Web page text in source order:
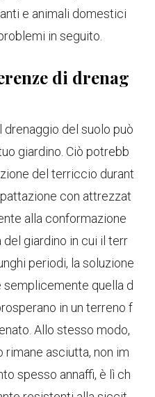
e animali domestici
in seguito.
di drenag
del suolo può
giardino. Ciò potrebb
del terriccio durant
con attrezzat
alla conformazione
del giardino in cui il terr
periodi, la soluzione
quella d
in un terreno f
Allo stesso modo,
rimane asciutta, non im
spesso annaffi, è lì ch